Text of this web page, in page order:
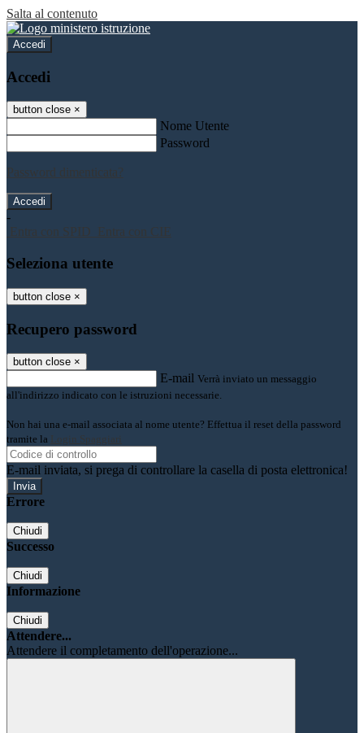
Salta al contenuto
Accedi
Accedi
button close ×
Nome Utente
Password
Password dimenticata?
-
Entra con SPID
Entra con CIE
Seleziona utente
button close ×
Recupero password
button close ×
E-mail Verrà inviato un messaggio
all'indirizzo indicato con le istruzioni necessarie.
Non hai una e-mail associata al nome utente? Effettua il reset della password
tramite la Login Spaggiari
E-mail inviata, si prega di controllare la casella di posta elettronica!
Errore
Chiudi
Successo
Chiudi
Informazione
Chiudi
Attendere...
Attendere il completamento dell'operazione...